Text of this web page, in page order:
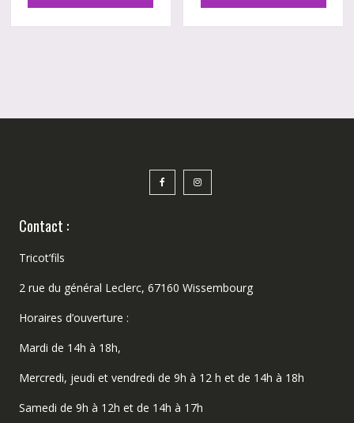
Contact :
Tricot’fils
2 rue du général Leclerc, 67160 Wissembourg
Horaires d’ouverture :
Mardi de 14h à 18h,
Mercredi, jeudi et vendredi de 9h à 12 h et de 14h à 18h
Samedi de 9h à 12h et de 14h à 17h